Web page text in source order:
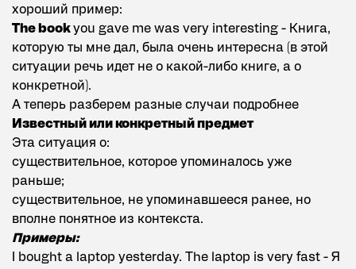
хороший пример:
The bookyou gave me was very interesting - Книга,
которую ты мне дал, была очень интересна (в этой
ситуации речь идет не о какой-либо книге, а о
конкретной).
А теперь разберем разные случаи подробнее
Известный или конкретный предмет
Эта ситуация о:
существительное, которое упоминалось уже
раньше;
существительное, не упоминавшееся ранее, но
вполне понятное из контекста.
Примеры:
I bought a laptop yesterday. The laptop is very fast - Я